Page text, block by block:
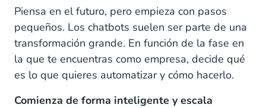
Piensa en el futuro, pero empieza con pasos
pequeños. Los chatbots suelen ser parte de una
transformación grande. En función de la fase en
la que te encuentras como empresa, decide qué
es lo que quieres automatizar y cómo hacerlo.
Comienza de forma inteligente y escala